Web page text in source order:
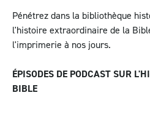
Pénétrez dans la bibliothèque
l'histoire extraordinaire de la
l'imprimerie à nos jours.
ÉPISODES DE PODCAST SUR
BIBLE